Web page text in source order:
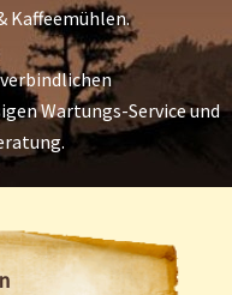
Kaffeemühlen.
Wartungs-Service und